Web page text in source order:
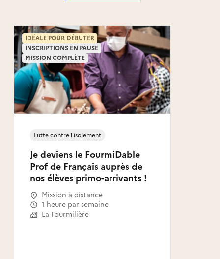
Je deviens le FourmiDable
Prof de Français auprès de
nos élèves primo-arrivants !
Lutte contre l'isolement
Mission à distance
1 heure par semaine
La Fourmilière
IDÉALE POUR DÉBUTER
INSCRIPTIONS EN PAUSE
MISSION COMPLÈTE